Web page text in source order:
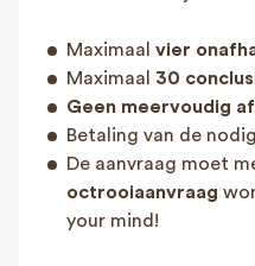
Maximaal vier
Maximaal 30
Geen meervoudig
Betaling van de
De aanvraag moet
octrooiaanvraag
your mind!